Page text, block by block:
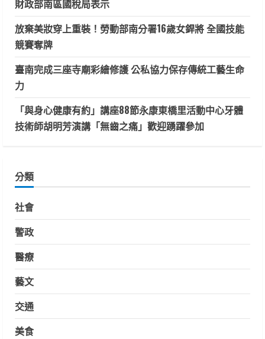
財政部南區國稅局表示
放棄美妝穿上重裝！勞動部南分署16歲女銲將 全國技能
競賽奪牌
臺南完成三座寺廟彩繪修護 公私協力保存傳統工藝生命
力
「與身心健康有約」講座88節永康東橋里活動中心牙體
技術師胡明芳演講「無齒之痛」歡迎踴躍參加
分類
社會
警政
醫療
藝文
交通
美食